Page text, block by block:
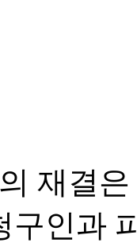
재결
구인과